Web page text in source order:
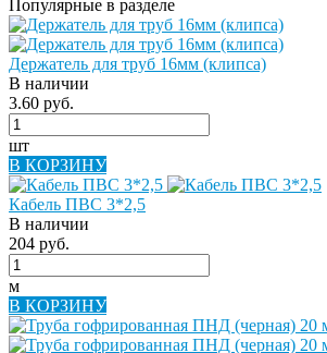
Популярные в разделе
Держатель для труб 16мм (клипса)
В наличии
3.60 руб.
шт
В КОРЗИНУ
Кабель ПВС 3*2,5
В наличии
204 руб.
м
В КОРЗИНУ